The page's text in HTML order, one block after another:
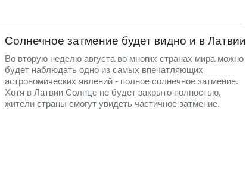
Солнечное затмение будет видно и в Латвии
Во вторую неделю августа во многих странах мира можно
будет наблюдать одно из самых впечатляющих
астрономических явлений - полное солнечное затмение.
Хотя в Латвии Солнце не будет закрыто полностью,
жители страны смогут увидеть частичное затмение.